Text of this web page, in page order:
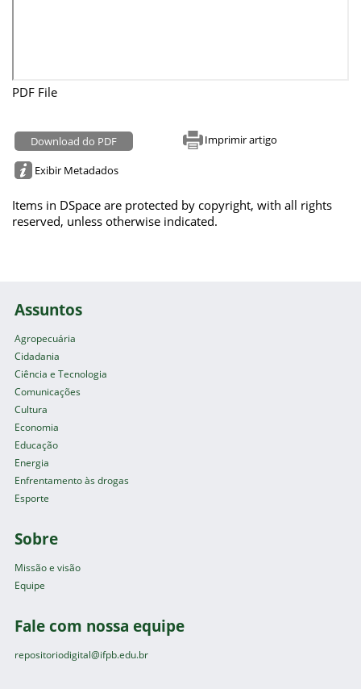
PDF File
Download do PDF Imprimir artigo
Exibir Metadados
Items in DSpace are protected by copyright, with all rights
reserved, unless otherwise indicated.
Assuntos
Agropecuária
Cidadania
Ciência e Tecnologia
Comunicações
Cultura
Economia
Educação
Energia
Enfrentamento às drogas
Esporte
Sobre
Missão e visão
Equipe
Fale com nossa equipe
repositoriodigital@ifpb.edu.br